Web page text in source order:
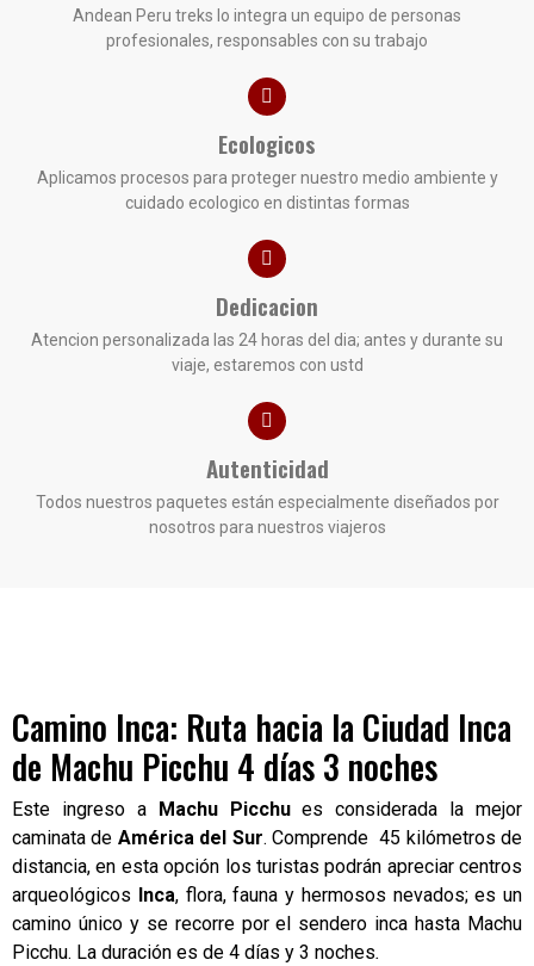
Andean Peru treks lo integra un equipo de personas
profesionales, responsables con su trabajo
Ecologicos
Aplicamos procesos para proteger nuestro medio ambiente y
cuidado ecologico en distintas formas
Dedicacion
Atencion personalizada las 24 horas del dia; antes y durante su
viaje, estaremos con ustd
Autenticidad
Todos nuestros paquetes están especialmente diseñados por
nosotros para nuestros viajeros
Camino Inca: Ruta hacia la Ciudad Inca
de Machu Picchu 4 días 3 noches
Este ingreso a Machu Picchues considerada la mejor
caminata de América del Sur. Comprende 45 kilómetros de
distancia, en esta opción los turistas podrán apreciar centros
arqueológicos Inca, flora, fauna y hermosos nevados; es un
camino único y se recorre por el sendero inca hasta Machu
Picchu. La duración es de 4 días y 3 noches.